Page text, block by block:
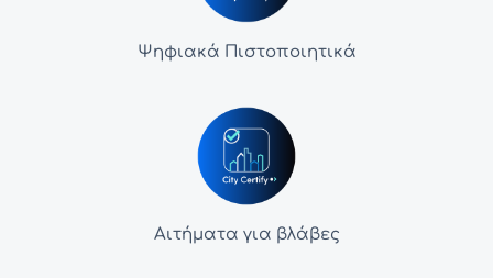
Ψηφιακά Πιστοποιητικά
Αιτήματα για βλάβες